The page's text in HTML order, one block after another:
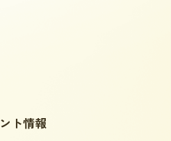
ト情報